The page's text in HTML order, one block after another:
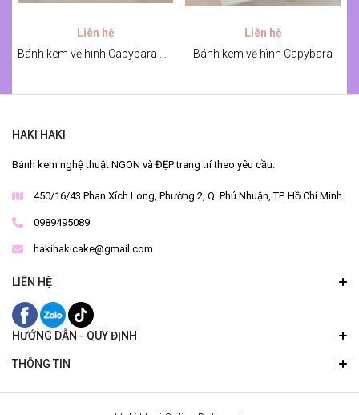
Liên hệ
Liên hệ
Bánh kem vẽ hình Capybara
HAKI HAKI
Bánh kem nghệ thuật NGON và ĐẸP trang trí theo yêu cầu.
450/16/43 Phan Xích Long, Phường 2, Q. Phú Nhuận, TP. Hồ Chí Minh
0989495089
hakihakicake@gmail.com
LIÊN HỆ
HƯỚNG DẪN - QUY ĐỊNH
THÔNG TIN